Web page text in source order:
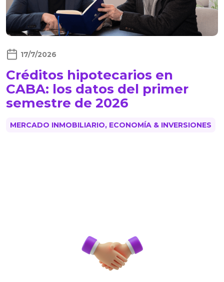
17/7/2026
Créditos hipotecarios en
CABA: los datos del primer
semestre de 2026
MERCADO INMOBILIARIO, ECONOMÍA & INVERSIONES